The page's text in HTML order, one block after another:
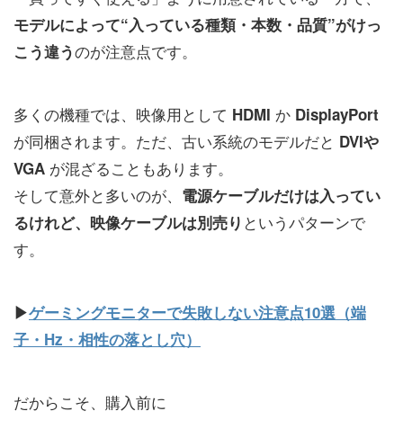
モデルによって“入っている種類・本数・品質”がけっ
こう違うのが注意点です。
多くの機種では、映像用として HDMI か DisplayPort
が同梱されます。ただ、古い系統のモデルだと DVIや
VGA が混ざることもあります。
そして意外と多いのが、 電源ケーブルだけは入ってい
るけれど、映像ケーブルは別売り というパターンで
す。
▶ゲーミングモニターで失敗しない注意点10選（端
子・Hz・相性の落とし穴）
だからこそ、購入前に